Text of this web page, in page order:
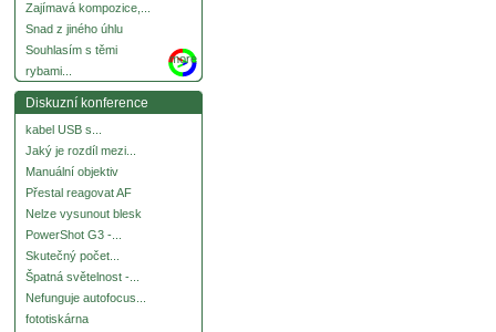
Zajímavá kompozice,...
Snad z jiného úhlu
Souhlasím s těmi
rybami...
more
Diskuzní konference
kabel USB s...
Jaký je rozdíl mezi...
Manuální objektiv
Přestal reagovat AF
Nelze vysunout blesk
PowerShot G3 -...
Skutečný počet...
Špatná světelnost -...
Nefunguje autofocus...
fototiskárna